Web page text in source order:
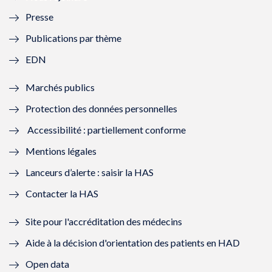
f
n
ê
t
r
e
)
e
n
ê
r
)
ê
t
e
ê
)
Presse
Publications par thème
EDN
Marchés publics
Protection des données personnelles
Accessibilité : partiellement conforme
Mentions légales
Lanceurs d’alerte : saisir la HAS
Contacter la HAS
Site pour l'accréditation des médecins
Aide à la décision d'orientation des patients en HAD
Open data